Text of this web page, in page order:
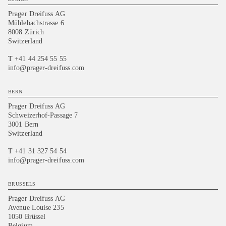
Prager Dreifuss AG
Mühlebachstrasse 6
8008 Zürich
Switzerland
T +41 44 254 55 55
info@prager-dreifuss.com
BERN
Prager Dreifuss AG
Schweizerhof-Passage 7
3001 Bern
Switzerland
T +41 31 327 54 54
info@prager-dreifuss.com
BRUSSELS
Prager Dreifuss AG
Avenue Louise 235
1050 Brüssel